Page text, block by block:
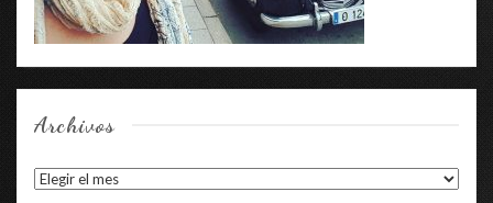
Archivos
Archivos